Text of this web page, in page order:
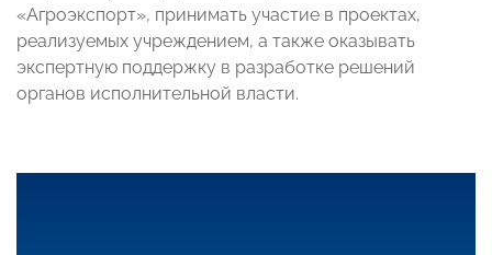
«Агроэкспорт», принимать участие в проектах,
реализуемых учреждением, а также оказывать
экспертную поддержку в разработке решений
органов исполнительной власти.